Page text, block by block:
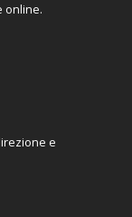
online.
e